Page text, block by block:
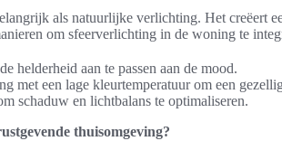
als natuurlijke verlichting. Het creëert
om sfeerverlichting in de woning te
helderheid aan te passen aan de mood.
met een lage kleurtemperatuur om een
schaduw en lichtbalans te optimaliseren.
thuisomgeving?